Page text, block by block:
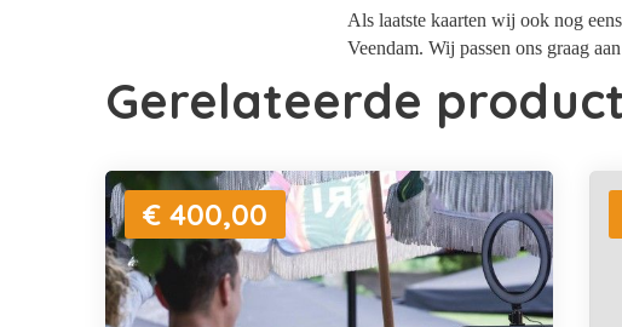
Als laatste kaarten wij ook nog
Veendam. Wij passen ons graag
Gerelateerde
€ 400,00